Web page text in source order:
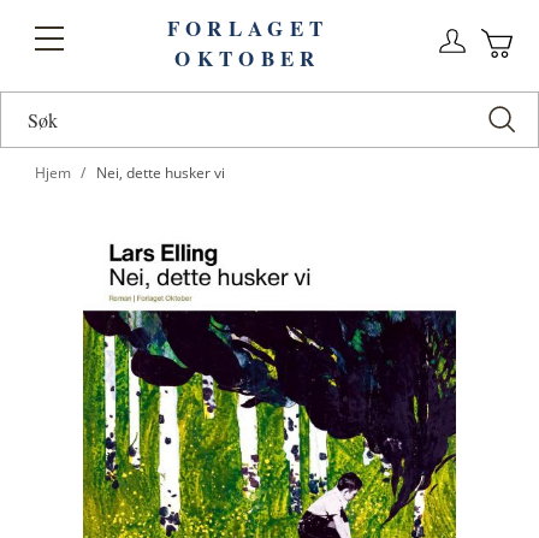
Toggle
FORLAGET
OKTOBER
Hjem Nei, dette husker vi